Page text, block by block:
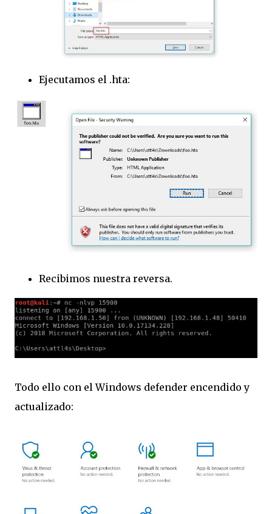
Ejecutamos el .hta:
Recibimos nuestra reversa.
Todo ello con el Windows defender encendido y
actualizado: